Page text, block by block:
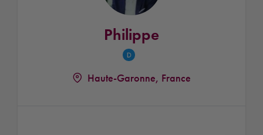
Philippe
Haute-Garonne, France